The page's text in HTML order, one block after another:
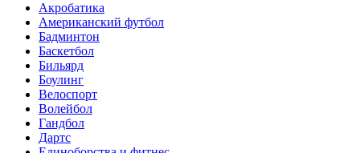
Акробатика
Американский футбол
Бадминтон
Баскетбол
Бильярд
Боулинг
Велоспорт
Волейбол
Гандбол
Дартс